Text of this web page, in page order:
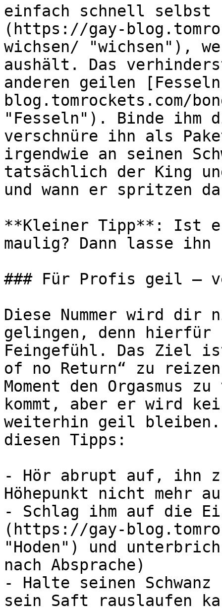
einfach schnell selbst
(https://gay-
wichsen/ "wichsen"),
aushält. Das
anderen geilen
blog.tomrockets.com/
"Fesseln"). Binde ihm
verschnüre ihn als
irgendwie an seinen
tatsächlich der King
und wann er spritzen
**Kleiner Tipp**: Ist
maulig? Dann lasse
### Für Profis geil –
Diese Nummer wird dir
gelingen, denn hierfür
Feingefühl. Das Ziel
of no Return“ zu
Moment den Orgasmus
kommt, aber er wird
weiterhin geil bleiben.
diesen Tipps:
- Hör abrupt auf, ihn
Höhepunkt nicht mehr
- Schlag ihm auf die
(https://gay-
"Hoden") und
nach Absprache)
- Halte seinen
sein Saft rauslaufen